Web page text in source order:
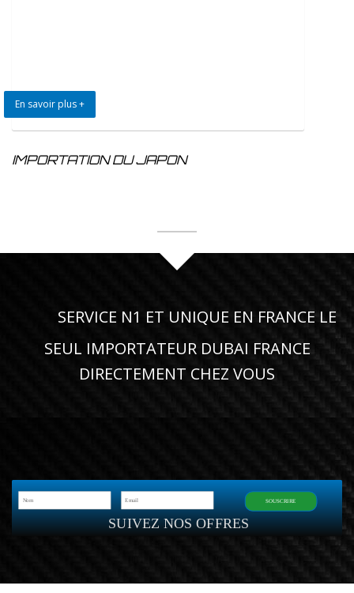
En savoir plus +
IMPORTATION DU JAPON
SERVICE N1 ET UNIQUE EN FRANCE LE
SEUL IMPORTATEUR DUBAI FRANCE
DIRECTEMENT CHEZ VOUS
SUIVEZ NOS OFFRES
SOUSCRIRE